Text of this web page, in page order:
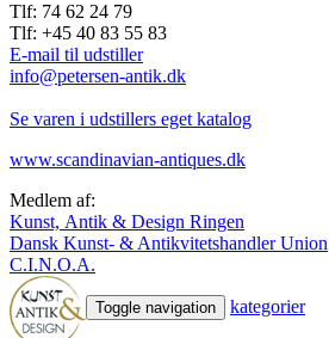
Tlf: 74 62 24 79
Tlf: +45 40 83 55 83
E-mail til udstiller
info@petersen-antik.dk
Se varen i udstillers eget katalog
www.scandinavian-antiques.dk
Medlem af:
Kunst, Antik & Design Ringen
Dansk Kunst- & Antikvitetshandler Union
C.I.N.O.A.
Toggle navigation kategorier